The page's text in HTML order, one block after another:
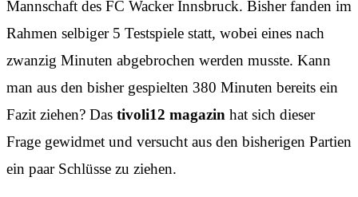
Mannschaft des FC Wacker Innsbruck. Bisher fanden im
Rahmen selbiger 5 Testspiele statt, wobei eines nach
zwanzig Minuten abgebrochen werden musste. Kann
man aus den bisher gespielten 380 Minuten bereits ein
Fazit ziehen? Das tivoli12 magazin hat sich dieser
Frage gewidmet und versucht aus den bisherigen Partien
ein paar Schlüsse zu ziehen.